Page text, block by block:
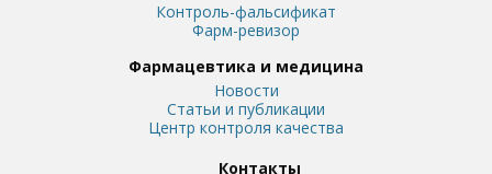
Контроль-фальсификат
Фарм-ревизор
Фармацевтика и медицина
Новости
Статьи и публикации
Центр контроля качества
Контакты